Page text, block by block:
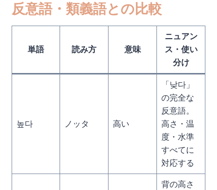
反意語・類義語との比較
単語 読み方 意味
ニュアン
ス・使い
分け
높다 ノッタ 高い
「낮다」
の完全な
反意語。
高さ・温
度・水準
すべてに
対応する
背の高さ